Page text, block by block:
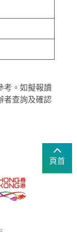
考。如擬報讀
者查詢及確認
頁首